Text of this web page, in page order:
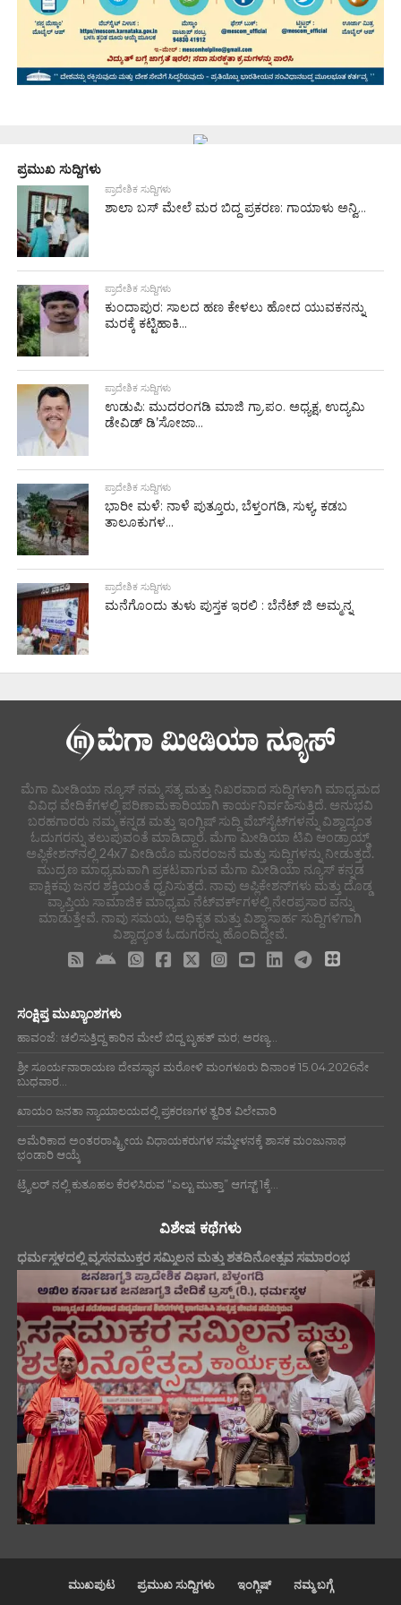
ಪ್ರಮುಖ ಸುದ್ದಿಗಳು
ಪ್ರಾದೇಶಿಕ ಸುದ್ದಿಗಳು
ಶಾಲಾ ಬಸ್ ಮೇಲೆ ಮರ ಬಿದ್ದ ಪ್ರಕರಣ: ಗಾಯಾಳು ಅನ್ವಿ...
ಪ್ರಾದೇಶಿಕ ಸುದ್ದಿಗಳು
ಕುಂದಾಪುರ: ಸಾಲದ ಹಣ ಕೇಳಲು ಹೋದ ಯುವಕನನ್ನು
ಮರಕ್ಕೆ ಕಟ್ಟಿಹಾಕಿ...
ಪ್ರಾದೇಶಿಕ ಸುದ್ದಿಗಳು
ಉಡುಪಿ: ಮುದರಂಗಡಿ ಮಾಜಿ ಗ್ರಾ.ಪಂ. ಅಧ್ಯಕ್ಷ, ಉದ್ಯಮಿ
ಡೇವಿಡ್ ಡಿ’ಸೋಜಾ...
ಪ್ರಾದೇಶಿಕ ಸುದ್ದಿಗಳು
ಭಾರೀ ಮಳೆ: ನಾಳೆ ಪುತ್ತೂರು, ಬೆಳ್ತಂಗಡಿ, ಸುಳ್ಯ, ಕಡಬ
ತಾಲೂಕುಗಳ...
ಪ್ರಾದೇಶಿಕ ಸುದ್ದಿಗಳು
ಮನೆಗೊಂದು ತುಳು ಪುಸ್ತಕ ಇರಲಿ : ಬೆನೆಟ್ ಜಿ ಅಮ್ಮನ್ನ
ಮೆಗಾ ಮೀಡಿಯಾ ನ್ಯೂಸ್ ನಮ್ಮ ಸತ್ಯ ಮತ್ತು ನಿಖರವಾದ ಸುದ್ದಿಗಳಾಗಿ ಮಾಧ್ಯಮದ
ವಿವಿಧ ವೇದಿಕೆಗಳಲ್ಲಿ ಪರಿಣಾಮಕಾರಿಯಾಗಿ ಕಾರ್ಯನಿರ್ವಹಿಸುತ್ತಿದೆ. ಅನುಭವಿ
ಬರಹಗಾರರು ನಮ್ಮ ಕನ್ನಡ ಮತ್ತು ಇಂಗ್ಲಿಷ್ ಸುದ್ದಿ ವೆಬ್‌ಸೈಟ್‌ಗಳನ್ನು ವಿಶ್ವಾದ್ಯಂತ
ಓದುಗರನ್ನು ತಲುಪುವಂತೆ ಮಾಡಿದ್ದಾರೆ. ಮೆಗಾ ಮೀಡಿಯಾ ಟಿವಿ ಆಂಡ್ರಾಯ್ಡ್
ಅಪ್ಲಿಕೇಶನ್‌ನಲ್ಲಿ 24x7 ವೀಡಿಯೊ ಮನರಂಜನೆ ಮತ್ತು ಸುದ್ದಿಗಳನ್ನು ನೀಡುತ್ತದೆ.
ಮುದ್ರಣ ಮಾಧ್ಯಮವಾಗಿ ಪ್ರಕಟವಾಗುವ ಮೆಗಾ ಮೀಡಿಯಾ ನ್ಯೂಸ್ ಕನ್ನಡ
ಪಾಕ್ಷಿಕವು ಜನರ ಶಕ್ತಿಯಂತೆ ಧ್ವನಿಸುತ್ತದೆ. ನಾವು ಅಪ್ಲಿಕೇಶನ್‌ಗಳು ಮತ್ತು ದೊಡ್ಡ
ವ್ಯಾಪ್ತಿಯ ಸಾಮಾಜಿಕ ಮಾಧ್ಯಮ ನೆಟ್‌ವರ್ಕ್‌ಗಳಲ್ಲಿ ನೇರಪ್ರಸಾರ ವನ್ನು
ಮಾಡುತ್ತೇವೆ. ನಾವು ಸಮಯ, ಅಧಿಕೃತ ಮತ್ತು ವಿಶ್ವಾಸಾರ್ಹ ಸುದ್ದಿಗಳಿಗಾಗಿ
ವಿಶ್ವಾದ್ಯಂತ ಓದುಗರನ್ನು ಹೊಂದಿದ್ದೇವೆ.
ಸಂಕ್ಷಿಪ್ತ ಮುಖ್ಯಾಂಶಗಳು
ಹಾವಂಜೆ: ಚಲಿಸುತ್ತಿದ್ದ ಕಾರಿನ ಮೇಲೆ ಬಿದ್ದ ಬೃಹತ್ ಮರ; ಅರಣ್ಯ...
ಶ್ರೀ ಸೂರ್ಯನಾರಾಯಣ ದೇವಸ್ಥಾನ ಮರೋಳಿ ಮಂಗಳೂರು ದಿನಾಂಕ 15.04.2026ನೇ
ಬುಧವಾರ...
ಖಾಯಂ ಜನತಾ ನ್ಯಾಯಾಲಯದಲ್ಲಿ ಪ್ರಕರಣಗಳ ತ್ವರಿತ ವಿಲೇವಾರಿ
ಅಮೆರಿಕಾದ ಅಂತರರಾಷ್ಟ್ರೀಯ ವಿಧಾಯಕರುಗಳ ಸಮ್ಮೇಳನಕ್ಕೆ ಶಾಸಕ ಮಂಜುನಾಥ
ಭಂಡಾರಿ ಆಯ್ಕೆ
ಟ್ರೈಲರ್ ನಲ್ಲಿ ಕುತೂಹಲ ಕೆರಳಿಸಿರುವ “ಎಲ್ಟು ಮುತ್ತಾ” ಆಗಸ್ಟ್ 1ಕ್ಕೆ...
ವಿಶೇಷ ಕಥೆಗಳು
ಧರ್ಮಸ್ಥಳದಲ್ಲಿ ವ್ಯಸನಮುಕ್ತರ ಸಮ್ಮಿಲನ ಮತ್ತು ಶತದಿನೋತ್ಸವ ಸಮಾರಂಭ
ಮುಖಪುಟ ಪ್ರಮುಖ ಸುದ್ದಿಗಳು ಇಂಗ್ಲಿಷ್ ನಮ್ಮ ಬಗ್ಗೆ